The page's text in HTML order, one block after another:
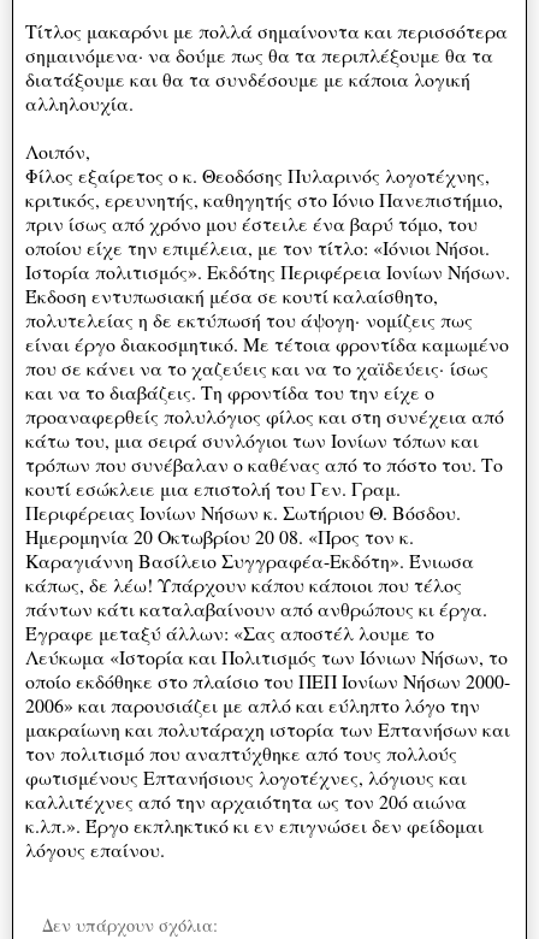
Tίτλος μακαρόνι με πολλά σημαίνοντα και περισσότερα
σημαινόμενα· να δούμε πως θα τα περιπλέξουμε θα τα
διατάξουμε και θα τα συνδέσουμε με κάποια λογική
αλληλουχία.
Λοιπόν,
Φίλος εξαίρετος ο κ. Θεοδόσης Πυλαρινός λογοτέχνης,
κριτικός, ερευνητής, καθηγητής στο Ιόνιο Πανεπιστήμιο,
πριν ίσως από χρόνο μου έστειλε ένα βαρύ τόμο, του
οποίου είχε την επιμέλεια, με τον τίτλο: «Ιόνιοι Νήσοι.
Ιστορία πολιτισμός». Εκδότης Περιφέρεια Ιονίων Νήσων.
Έκδοση εντυπωσιακή μέσα σε κουτί καλαίσθητο,
πολυτελείας η δε εκτύπωσή του άψογη· νομίζεις πως
είναι έργο διακοσμητικό. Με τέτοια φροντίδα καμωμένο
που σε κάνει να το χαζεύεις και να το χαϊδεύεις· ίσως
και να το διαβάζεις. Τη φροντίδα του την είχε ο
προαναφερθείς πολυλόγιος φίλος και στη συνέχεια από
κάτω του, μια σειρά συνλόγιοι των Ιονίων τόπων και
τρόπων που συνέβαλαν ο καθένας από το πόστο του. Το
κουτί εσώκλειε μια επιστολή του Γεν. Γραμ.
Περιφέρειας Ιονίων Νήσων κ. Σωτήριου Θ. Βόσδου.
Ημερομηνία 20 Οκτωβρίου 20 08. «Προς τον κ.
Καραγιάννη Βασίλειο Συγγραφέα-Εκδότη». Ένιωσα
κάπως, δε λέω! Υπάρχουν κάπου κάποιοι που τέλος
πάντων κάτι καταλαβαίνουν από ανθρώπους κι έργα.
Έγραφε μεταξύ άλλων: «Σας αποστέλ λουμε το
Λεύκωμα «Ιστορία και Πολιτισμός των Ιόνιων Νήσων, το
οποίο εκδόθηκε στο πλαίσιο του ΠΕΠ Ιονίων Νήσων 2000-
2006» και παρουσιάζει με απλό και εύληπτο λόγο την
μακραίωνη και πολυτάραχη ιστορία των Επτανήσων και
τον πολιτισμό που αναπτύχθηκε από τους πολλούς
φωτισμένους Επτανήσιους λογοτέχνες, λόγιους και
καλλιτέχνες από την αρχαιότητα ως τον 20ό αιώνα
κ.λπ.». Έργο εκπληκτικό κι εν επιγνώσει δεν φείδομαι
λόγους επαίνου.
Δεν υπάρχουν σχόλια: